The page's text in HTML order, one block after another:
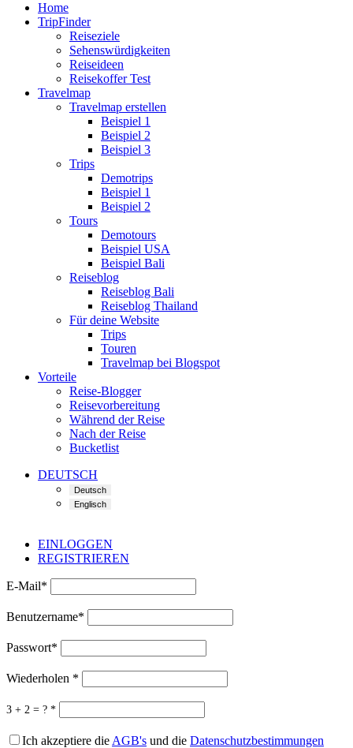
Home
TripFinder
Reiseziele
Sehenswürdigkeiten
Reiseideen
Reisekoffer Test
Travelmap
Travelmap erstellen
Beispiel 1
Beispiel 2
Beispiel 3
Trips
Demotrips
Beispiel 1
Beispiel 2
Tours
Demotours
Beispiel USA
Beispiel Bali
Reiseblog
Reiseblog Bali
Reiseblog Thailand
Für deine Website
Trips
Touren
Travelmap bei Blogspot
Vorteile
Reise-Blogger
Reisevorbereitung
Während der Reise
Nach der Reise
Bucketlist
DEUTSCH
EINLOGGEN
REGISTRIEREN
E-Mail*
Benutzername*
Passwort*
Wiederholen *
3 + 2 = ? *
Ich akzeptiere die AGB's und die Datenschutzbestimmungen